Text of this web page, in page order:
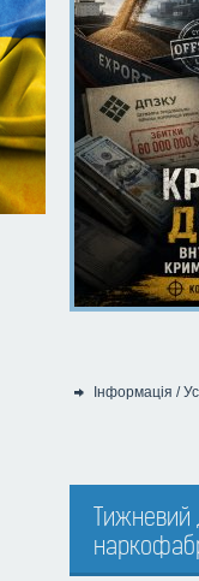
Інформація /
Тижневий